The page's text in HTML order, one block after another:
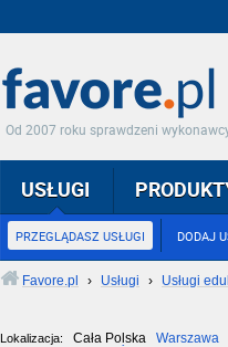
Od 2007 roku sprawdzeni
USŁUGI
PRZEGLĄDASZ USŁUGI DODAJ
Favore.pl › Usługi › Usługi
Lokalizacja: Cała Polska Warszawa